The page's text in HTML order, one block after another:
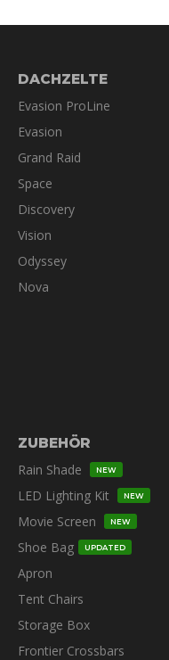
DACHZELTE
Evasion ProLine
Evasion
Grand Raid
Space
Discovery
Vision
Odyssey
Nova
ZUBEHÖR
Rain Shade
NEW
LED Lighting Kit NEW
Movie Screen NEW
Shoe Bag UPDATED
Apron
Tent Chairs
Storage Box
Frontier Crossbars